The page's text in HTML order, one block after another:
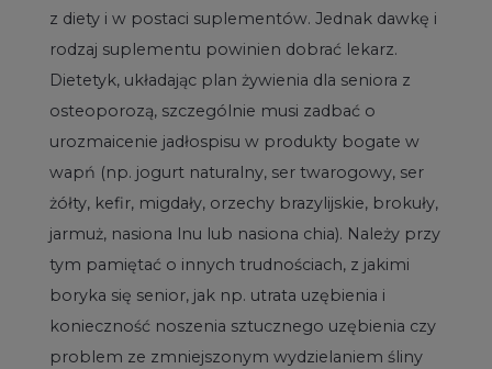
z diety i w postaci suplementów. Jednak dawkę i
rodzaj suplementu powinien dobrać lekarz.
Dietetyk, układając plan żywienia dla seniora z
osteoporozą, szczególnie musi zadbać o
urozmaicenie jadłospisu w produkty bogate w
wapń (np. jogurt naturalny, ser twarogowy, ser
żółty, kefir, migdały, orzechy brazylijskie, brokuły,
jarmuż, nasiona lnu lub nasiona chia). Należy przy
tym pamiętać o innych trudnościach, z jakimi
boryka się senior, jak np. utrata uzębienia i
konieczność noszenia sztucznego uzębienia czy
problem ze zmniejszonym wydzielaniem śliny